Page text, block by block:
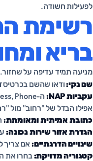
לפעילות חשודה.
רשימת
בריא
מניעה תמיד עדיפה על
שם נקי:ודאו שהשם בכרטיס
עקביות NAP:
אפילו הבדל של "רחוב" מול
כתובת אמיתית ומאומתת:
הגדרת אזור שירות נכונה:
שינויים הדרגתיים:אם צריך
קטגוריה מדויקת:בחרו את